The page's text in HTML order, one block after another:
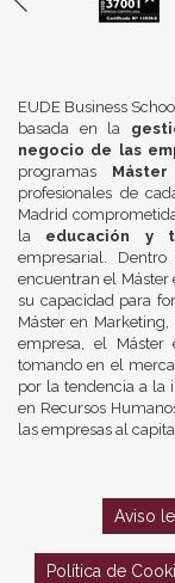
EUDE Business
basada en la
negocio de las
programas
profesionales de
Madrid
la educación y
empresarial.
encuentran el Máster
su capacidad para
Máster en
empresa, el
tomando en el
por la tendencia a la
en Recursos
las empresas al
Aviso
Política de